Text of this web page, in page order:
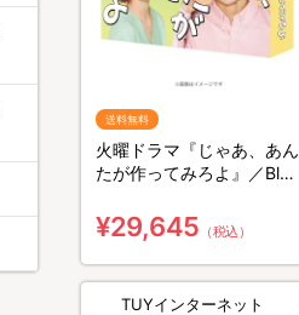
送料無料
火曜ドラマ『じゃあ、あん
たが作ってみろよ』／Blu-
組）
¥29,645 （税込）
TUYインターネット